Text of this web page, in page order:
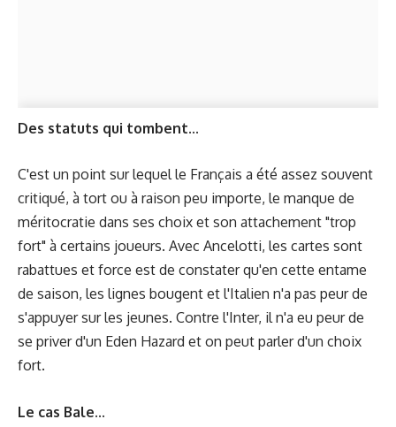
Des statuts qui tombent...
C'est un point sur lequel le Français a été assez souvent
critiqué, à tort ou à raison peu importe, le manque de
méritocratie dans ses choix et son attachement "trop
fort" à certains joueurs. Avec Ancelotti, les cartes sont
rabattues et force est de constater qu'en cette entame
de saison, les lignes bougent et l'Italien n'a pas peur de
s'appuyer sur les jeunes. Contre l'Inter, il n'a eu peur de
se priver d'un Eden Hazard et on peut parler d'un choix
fort.
Le cas Bale...